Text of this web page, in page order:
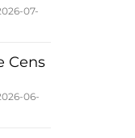
07-
Cens
06-